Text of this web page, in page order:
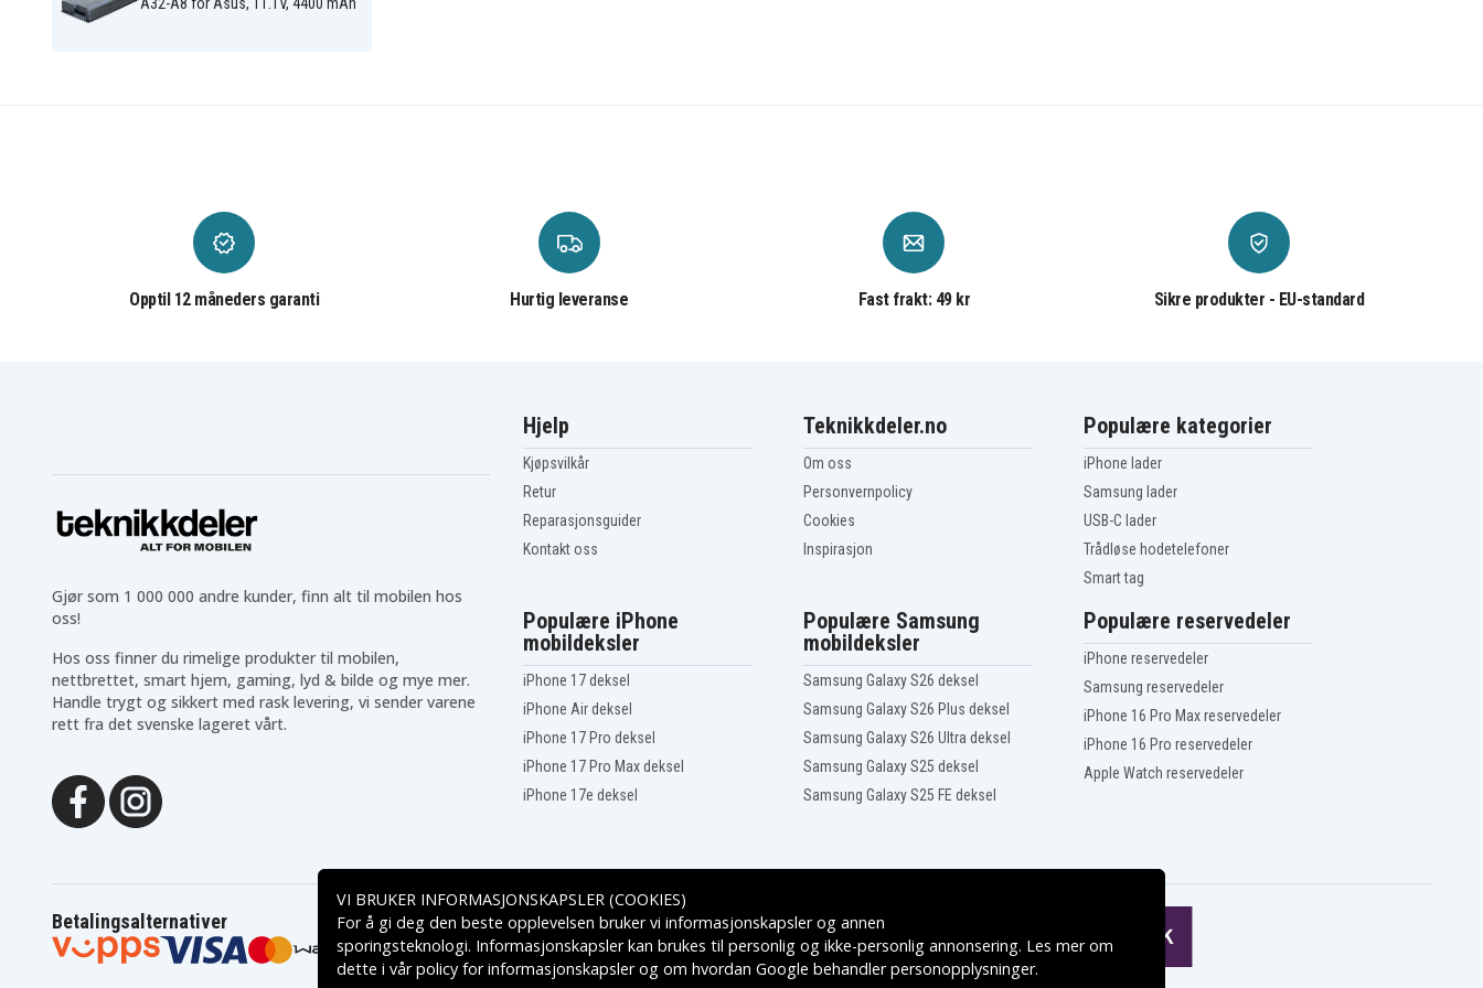
A32-A8 for Asus, 11.1V, 4400 mAh
Opptil 12 måneders garanti Hurtig leveranse Fast frakt: 49 kr Sikre produkter - EU-standard
Gjør som 1 000 000 andre kunder, finn alt til mobilen hos
oss!
Hos oss finner du rimelige produkter til mobilen,
nettbrettet, smart hjem, gaming, lyd & bilde og mye mer.
Handle trygt og sikkert med rask levering, vi sender varene
rett fra det svenske lageret vårt.
Hjelp
Kjøpsvilkår
Retur
Reparasjonsguider
Kontakt oss
Teknikkdeler.no
Om oss
Personvernpolicy
Cookies
Inspirasjon
Populære kategorier
iPhone lader
Samsung lader
USB-C lader
Trådløse hodetelefoner
Smart tag
Populære iPhone
mobildeksler
iPhone 17 deksel
iPhone Air deksel
iPhone 17 Pro deksel
iPhone 17 Pro Max deksel
iPhone 17e deksel
Populære Samsung
mobildeksler
Samsung Galaxy S26 deksel
Samsung Galaxy S26 Plus deksel
Samsung Galaxy S26 Ultra deksel
Samsung Galaxy S25 deksel
Samsung Galaxy S25 FE deksel
Populære reservedeler
iPhone reservedeler
Samsung reservedeler
iPhone 16 Pro Max reservedeler
iPhone 16 Pro reservedeler
Apple Watch reservedeler
Betalingsalternativer Leveringsalternativer
VI BRUKER INFORMASJONSKAPSLER (COOKIES)
For å gi deg den beste opplevelsen bruker vi informasjonskapsler og annen
sporingsteknologi. Informasjonskapsler kan brukes til personlig og ikke-personlig annonsering. Les mer om
dette i vårpolicy for informasjonskapslerog om hvordan Google behandler personopplysninger.